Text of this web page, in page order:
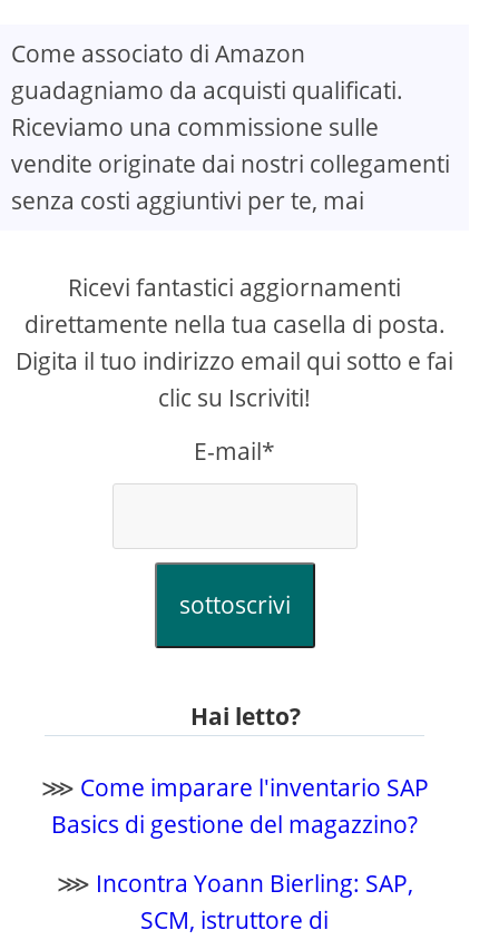
Come associato di Amazon
guadagniamo da acquisti qualificati.
Riceviamo una commissione sulle
vendite originate dai nostri collegamenti
senza costi aggiuntivi per te, mai
Ricevi fantastici aggiornamenti
direttamente nella tua casella di posta.
Digita il tuo indirizzo email qui sotto e fai
clic su Iscriviti!
E-mail*
sottoscrivi
Hai letto?
⋙ Come imparare l'inventario SAP
Basics di gestione del magazzino?
⋙ Incontra Yoann Bierling: SAP,
SCM, istruttore di